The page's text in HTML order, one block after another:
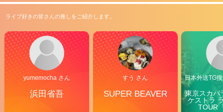
ライブ好きの皆さんの推しをご紹介します。
yumemocha さん
浜田省吾
すう さん
SUPER BEAVER
日本外送TG
東京スカパ
ケストラ
TOUR